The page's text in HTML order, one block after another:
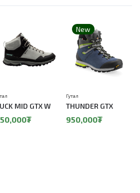
MID GTX W
New
THUNDER GTX
Гутал
950,000₮